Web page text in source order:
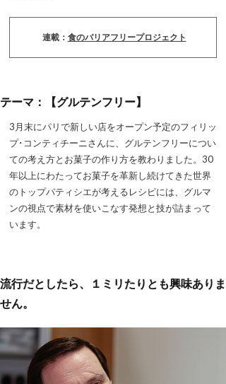
連載： 食のバリアフリープロジェクト
テーマ：【グルテンフリー】
3月末にパリで新しい店をオープン予定のフィリッ
プ･コンティチーニさんに、グルテンフリーについ
ての考え方とお菓子の作り方を教わりました。30
年以上にわたってお菓子を革新し続けてきた世界
のトップパティシエが考えるレシピには、グルマ
ンの視点で素材を使いこなす発想と技が詰まって
います。
流行だとしたら、１ミリたりとも興味ありま
せん。